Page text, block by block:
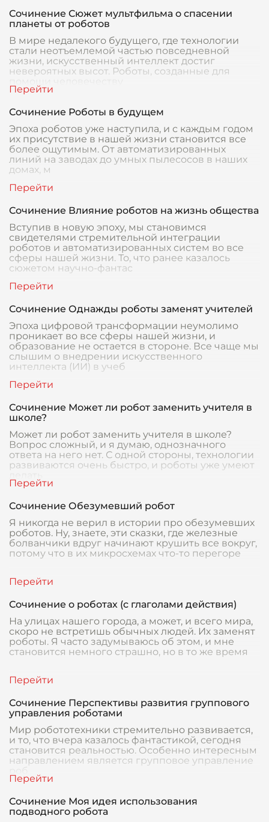
Сочинение Сюжет мультфильма о спасении
планеты от роботов
В мире недалекого будущего, где технологии
стали неотъемлемой частью повседневной
жизни, искусственный интеллект достиг
невероятных высот. Роботы, созданные для
Сочинение Роботы в будущем
Эпоха роботов уже наступила, и с каждым годом
их присутствие в нашей жизни становится все
более ощутимым. От автоматизированных
линий на заводах до умных пылесосов в наших
домах, м
Сочинение Влияние роботов на жизнь общества
Вступив в новую эпоху, мы становимся
свидетелями стремительной интеграции
роботов и автоматизированных систем во все
сферы нашей жизни. То, что ранее казалось
сюжетом научно-фантас
Сочинение Однажды роботы заменят учителей
Эпоха цифровой трансформации неумолимо
проникает во все сферы нашей жизни, и
образование не остается в стороне. Все чаще мы
слышим о внедрении искусственного
интеллекта (ИИ) в учеб
Сочинение Может ли робот заменить учителя в
школе?
Может ли робот заменить учителя в школе?
Вопрос сложный, и я думаю, однозначного
ответа на него нет. С одной стороны, технологии
развиваются очень быстро, и роботы уже умеют
Сочинение Обезумевший робот
Я никогда не верил в истории про обезумевших
роботов. Ну, знаете, эти сказки, где железные
болванчики вдруг начинают крушить все вокруг,
потому что в их микросхемах что-то перегоре
Сочинение о роботах (с глаголами действия)
На улицах нашего города, а может, и всего мира,
скоро не встретишь обычных людей. Их заменят
роботы. Я часто задумываюсь об этом, и мне
становится немного страшно, но в то же время
Сочинение Перспективы развития группового
управления роботами
Мир робототехники стремительно развивается,
и то, что вчера казалось фантастикой, сегодня
становится реальностью. Особенно интересным
направлением является групповое управление
роб
Сочинение Моя идея использования
подводного робота